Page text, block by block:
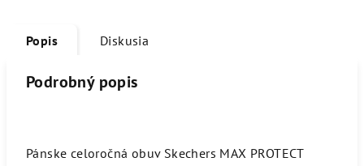
Popis Diskusia
Podrobný popis
Pánske celoročná obuv Skechers MAX PROTECT